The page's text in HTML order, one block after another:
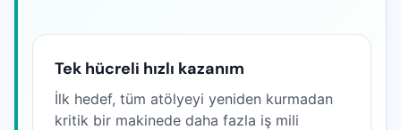
Tek hücreli hızlı kazanım
İlk hedef, tüm atölyeyi yeniden kurmadan
kritik bir makinede daha fazla iş mili